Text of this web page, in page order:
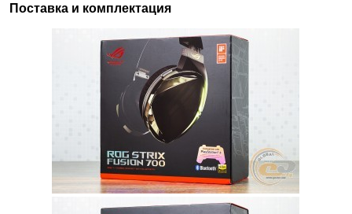
Поставка и комплектация